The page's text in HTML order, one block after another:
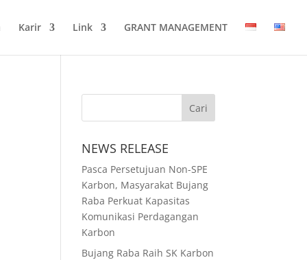
Karir Link GRANT MANAGEMENT
NEWS RELEASE
Pasca Persetujuan Non-SPE
Karbon, Masyarakat Bujang
Raba Perkuat Kapasitas
Komunikasi Perdagangan
Karbon
Bujang Raba Raih SK Karbon